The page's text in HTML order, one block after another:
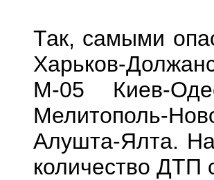
Так, самыми
Харьков-
М-05 Киев-
Мелитополь-
Алушта-Ялта.
количество ДТП